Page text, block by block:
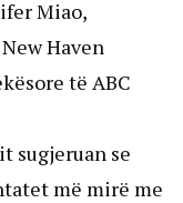
Miao,
Haven
të ABC
sugjeruan se
më mirë me